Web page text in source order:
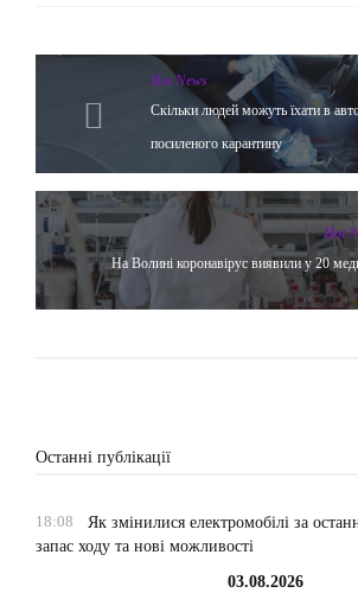
Hot News
Скільки людей можуть їхати в
посиленого карантину
Hot
На Волині коронавірус виявили у 20
Останні публікації
18:08
Як змінилися електромобілі за
запас ходу та нові можливості
03.08.2026